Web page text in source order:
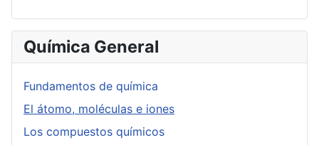
Química General
Fundamentos de química
El átomo, moléculas e iones
Los compuestos químicos